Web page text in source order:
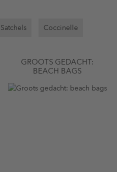
Satchels Coccinelle
GROOTS GEDACHT:
BEACH BAGS